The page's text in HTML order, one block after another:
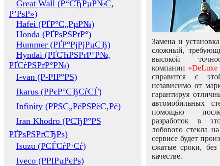
Great Wall (Р“СЂРµР№С‚
Р’РѕР»)
Hafei (РҐР°С„РµР№)
Honda (РҐРѕРЅРґР°)
Hummer (РҐР°РјРјРµСЂ)
Hyndai (РҐСЋРЅРґР°Р№,
РҐСѓРЅРґР°Р№)
I-van (Р-РІР°РЅ)
Ikarus (РРєР°СЂСѓСЃ)
Infinity (РРЅС„РёРЅРёС‚Рё)
Iran Khodro (РСЂР°РЅ
РҐРѕРЅРґСЂРѕ)
Isuzu (РСЃСѓР·Сѓ)
Iveco (РРІРµРєРѕ)
Замена и
сложный,
высокой
компании «DeLuxe
справится с
независимо от
гарантируя
автомобильных
помощью
разработок в
лобового стекла
сервисе будет
сжатые сроки,
качестве.